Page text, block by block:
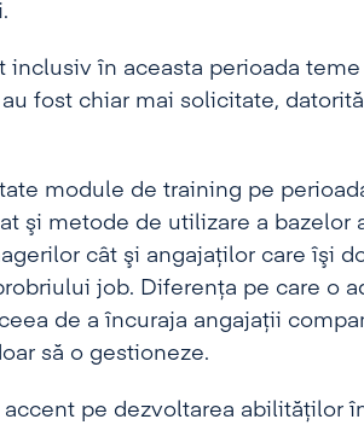
inclusiv în aceasta perioada
fost chiar mai solicitate,
module de training pe
şi metode de utilizare a bazelor
cât şi angajaţilor care îşi
job. Diferenţa pe care o
de a încuraja angajaţii
să o gestioneze.
pe dezvoltarea abilităţilor